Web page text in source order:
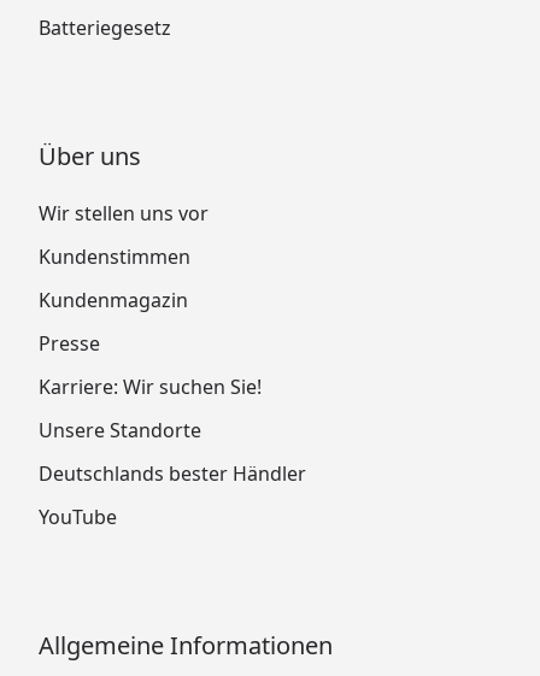
Batteriegesetz
Über uns
Wir stellen uns vor
Kundenstimmen
Kundenmagazin
Presse
Karriere: Wir suchen Sie!
Unsere Standorte
Deutschlands bester Händler
YouTube
Allgemeine Informationen